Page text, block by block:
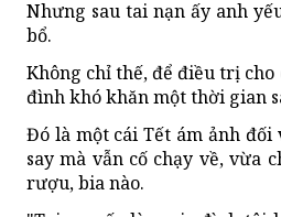
Nhưng sau tai nạn ấy anh
bổ.
Không chỉ thế, để điều trị
đình khó khăn một thời gian
Đó là một cái Tết ám ảnh
say mà vẫn cố chạy về, vừa
rượu, bia nào.